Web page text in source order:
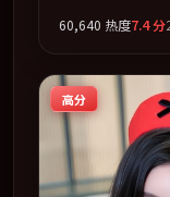
表达。全片以「
相，2022 年度话
弧光的观众完整
60,640 热度7.4分
高分